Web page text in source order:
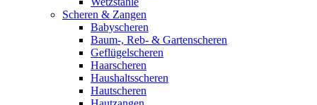
Scheren & Zangen
Babyscheren
Baum-, Reb- & Gartenscheren
Geflügelscheren
Haarscheren
Haushaltsscheren
Hautscheren